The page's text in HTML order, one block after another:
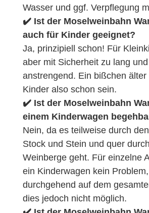
Wasser und ggf. Verpflegung
✔️ Ist der Moselweinbahn
auch für Kinder geeignet?
Ja, prinzipiell schon! Für
aber mit Sicherheit zu lang
anstrengend. Ein bißchen älter
Kinder also schon sein.
✔️ Ist der Moselweinbahn
einem Kinderwagen
Nein, da es teilweise durch
Stock und Stein und quer
Weinberge geht. Für einzelne
ein Kinderwagen kein Problem,
durchgehend auf dem
dies jedoch nicht möglich.